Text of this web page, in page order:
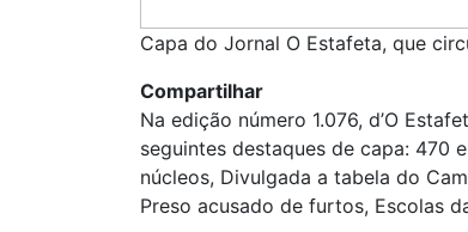
Capa do Jornal O Estafeta, que
Compartilhar
Na edição número 1.076, d’O
seguintes destaques de capa: 470
núcleos, Divulgada a tabela do
Preso acusado de furtos, Escolas